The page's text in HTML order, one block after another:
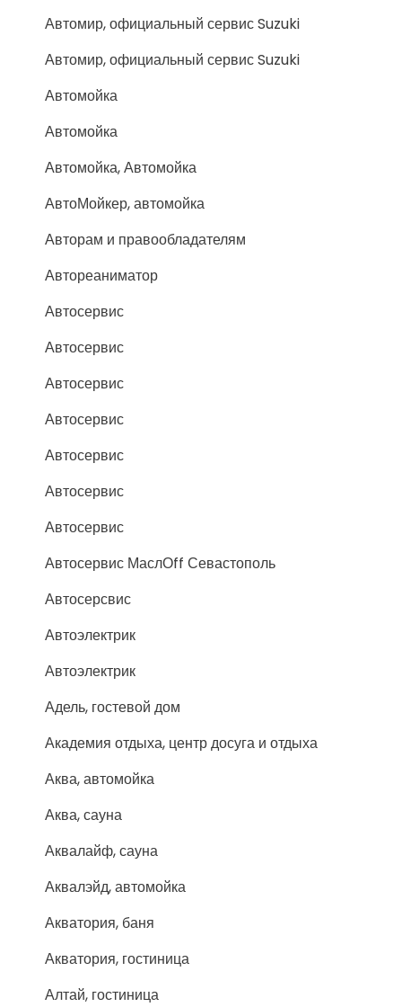
Автомир, официальный сервис Suzuki
Автомир, официальный сервис Suzuki
Автомойка
Автомойка
Автомойка, Автомойка
АвтоМойкер, автомойка
Авторам и правообладателям
Автореаниматор
Автосервис
Автосервис
Автосервис
Автосервис
Автосервис
Автосервис
Автосервис
Автосервис МаслОff Севастополь
Автосерсвис
Автоэлектрик
Автоэлектрик
Адель, гостевой дом
Академия отдыха, центр досуга и отдыха
Аква, автомойка
Аква, сауна
Аквалайф, сауна
Аквалэйд, автомойка
Акватория, баня
Акватория, гостиница
Алтай, гостиница